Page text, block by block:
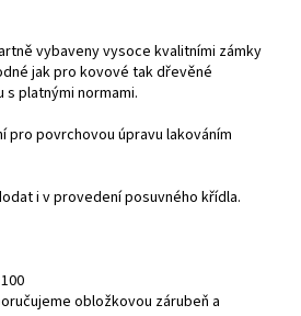
vybaveny vysoce kvalitními zámky
jak pro kovové tak dřevěné
s platnými normami.
pro povrchovou úpravu lakováním
i v provedení posuvného křídla.
obložkovou zárubeň a